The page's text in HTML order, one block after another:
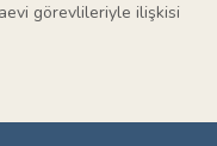
görevlileriyle ilişkisi